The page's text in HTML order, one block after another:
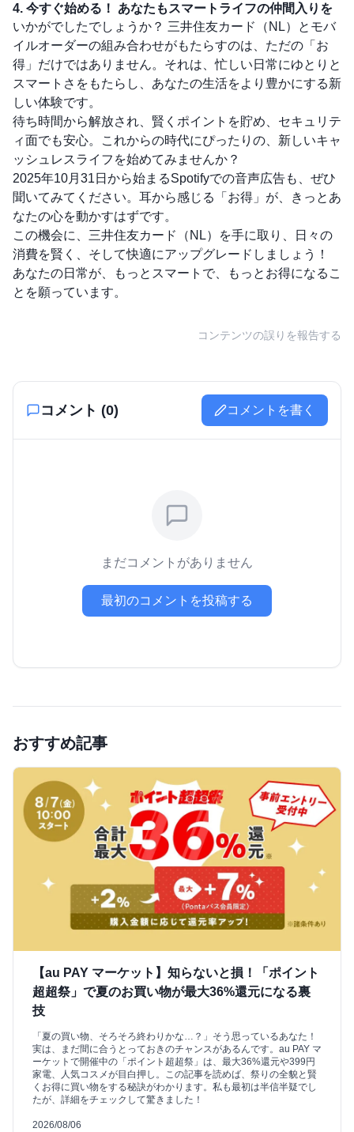
4. 今すぐ始める！ あなたもスマートライフの仲間入りを
いかがでしたでしょうか？ 三井住友カード（NL）とモバ
イルオーダーの組み合わせがもたらすのは、ただの「お
得」だけではありません。それは、忙しい日常にゆとりと
スマートさをもたらし、あなたの生活をより豊かにする新
しい体験です。
待ち時間から解放され、賢くポイントを貯め、セキュリテ
ィ面でも安心。これからの時代にぴったりの、新しいキャ
ッシュレスライフを始めてみませんか？
2025年10月31日から始まるSpotifyでの音声広告も、ぜひ
聞いてみてください。耳から感じる「お得」が、きっとあ
なたの心を動かすはずです。
この機会に、三井住友カード（NL）を手に取り、日々の
消費を賢く、そして快適にアップグレードしましょう！
あなたの日常が、もっとスマートで、もっとお得になるこ
とを願っています。
コンテンツの誤りを報告する
コメント (0) コメントを書く
まだコメントがありません
最初のコメントを投稿する
おすすめ記事
【au PAY マーケット】知らないと損！「ポイント
超超祭」で夏のお買い物が最大36%還元になる裏
技
「夏の買い物、そろそろ終わりかな…？」そう思っているあなた！
実は、まだ間に合うとっておきのチャンスがあるんです。au PAY マ
ーケットで開催中の「ポイント超超祭」は、最大36%還元や399円
家電、人気コスメが目白押し。この記事を読めば、祭りの全貌と賢
くお得に買い物をする秘訣がわかります。私も最初は半信半疑でし
たが、詳細をチェックして驚きました！
2026/08/06